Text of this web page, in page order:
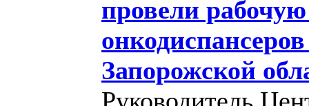
провели
Запорожской